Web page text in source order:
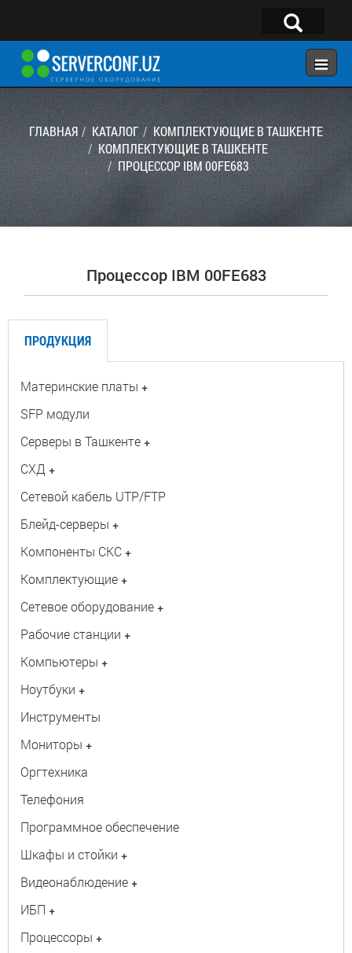
×
ГЛАВНАЯ
КОНФИГУРАТОР
КАТАЛОГ
УСЛУГИ
Telegram:@serverconf_uz
Тел: (90) 932-18-00
ГЛАВНАЯ КАТАЛОГ
КОМПЛЕКТУЮЩИЕ В ТАШКЕНТЕ
КОМПЛЕКТУЮЩИЕ В ТАШКЕНТЕ
ПРОЦЕССОР IBM 00FE683
Процессор IBM 00FE683
ПРОДУКЦИЯ
Материнские платы +
SFP модули
Серверы в Ташкенте +
СХД +
Сетевой кабель UTP/FTP
Блейд-серверы +
Компоненты СКС +
Комплектующие +
Сетевое оборудование +
Рабочие станции +
Компьютеры +
Ноутбуки +
Инструменты
Мониторы +
Оргтехника
Телефония
Программное обеспечение
Шкафы и стойки +
Видеонаблюдение +
ИБП +
Процессоры +